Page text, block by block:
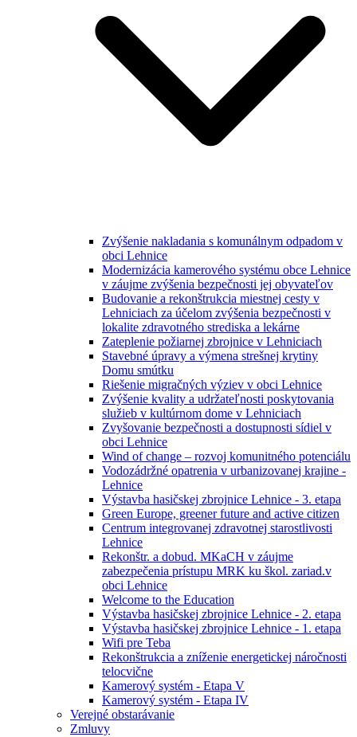
Zvýšenie nakladania s komunálnym odpadom v
obci Lehnice
Modernizácia kamerového systému obce Lehnice
v záujme zvýšenia bezpečnosti jej obyvateľov
Budovanie a rekonštrukcia miestnej cesty v
Lehniciach za účelom zvýšenia bezpečnosti v
lokalite zdravotného strediska a lekárne
Zateplenie požiarnej zbrojnice v Lehniciach
Stavebné úpravy a výmena strešnej krytiny
Domu smútku
Riešenie migračných výziev v obci Lehnice
Zvýšenie kvality a udržateľnosti poskytovania
služieb v kultúrnom dome v Lehniciach
Zvyšovanie bezpečnosti a dostupnosti sídiel v
obci Lehnice
Wind of change – rozvoj komunitného potenciálu
Vodozádržné opatrenia v urbanizovanej krajine -
Lehnice
Výstavba hasičskej zbrojnice Lehnice - 3. etapa
Green Europe, greener future and active citizen
Centrum integrovanej zdravotnej starostlivosti
Lehnice
Rekonštr. a dobud. MKaCH v záujme
zabezpečenia prístupu MRK ku škol. zariad.v
obci Lehnice
Welcome to the Education
Výstavba hasičskej zbrojnice Lehnice - 2. etapa
Výstavba hasičskej zbrojnice Lehnice - 1. etapa
Wifi pre Teba
Rekonštrukcia a zníženie energetickej náročnosti
telocvične
Kamerový systém - Etapa V
Kamerový systém - Etapa IV
Verejné obstarávanie
Zmluvy